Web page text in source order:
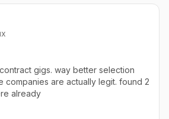
gigs. way better selection
companies are actually legit. found 2
already